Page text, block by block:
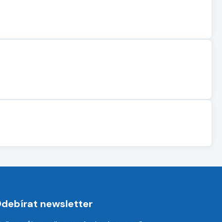
newsletter